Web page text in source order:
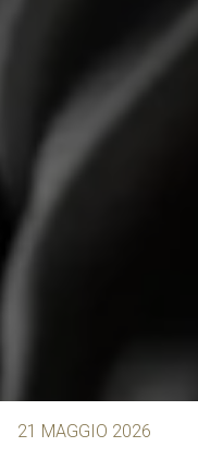
21 MAGGIO 2026